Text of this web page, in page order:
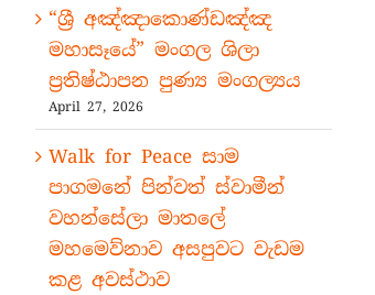
“ශ්‍රී අඤ්ඤාකොණ්ඩඤ්ඤ
මහාසෑයේ” මංගල ශිලා
ප්‍රතිෂ්ඨාපන පුණ්‍ය මංගල්‍යය
April 27, 2026
Walk for Peace සාම
පාගමනේ පින්වත් ස්වාමීන්
වහන්සේලා මාතලේ
මහමෙව්නාව අසපුවට වැඩම
කළ අවස්ථාව